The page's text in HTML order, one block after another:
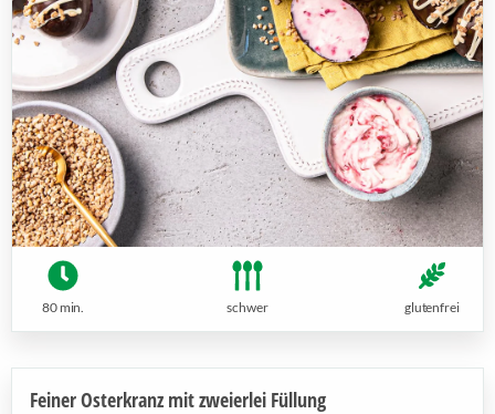
80 min. schwer glutenfrei
Feiner Osterkranz mit zweierlei Füllung